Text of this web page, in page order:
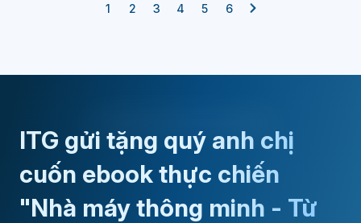
1 2 3 4 5 6
ITG gửi tặng quý anh chị
cuốn ebook thực chiến
"Nhà máy thông minh - Từ